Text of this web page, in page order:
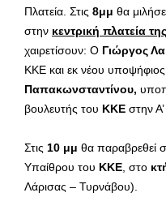
Πλατεία. Στις 8μμ θα
στην κεντρική πλατεία
χαιρετίσουν: Ο Γιώργος
ΚΚΕ και εκ νέου
Παπακωνσταντίνου,
βουλευτής του ΚΚΕ στην
Στις 10 μμ θα παραβρεθεί
Υπαίθρου του ΚΚΕ, στο
Λάρισας – Τυρνάβου).